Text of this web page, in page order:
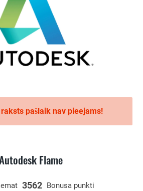
raksts pašlaik nav pieejams!
Flame
3562 Bonusa punkti